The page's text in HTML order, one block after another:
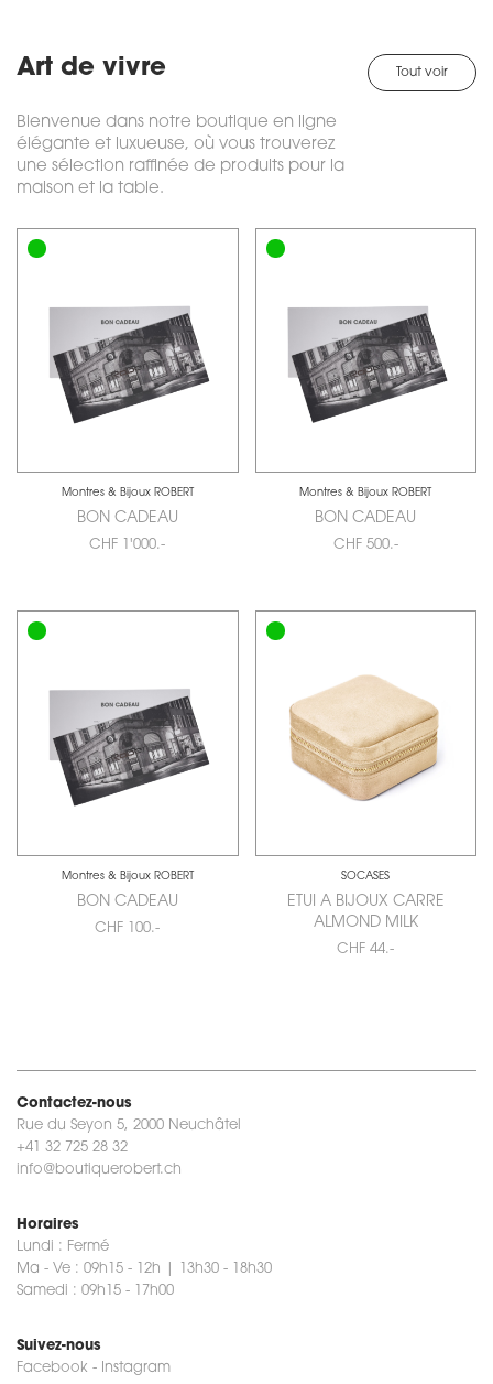
Art de vivre
Bienvenue dans notre boutique en ligne
élégante et luxueuse, où vous trouverez
une sélection raffinée de produits pour la
maison et la table.
Tout voir
Montres & Bijoux ROBERT
BON CADEAU
CHF 1'000.-
Montres & Bijoux ROBERT
BON CADEAU
CHF 500.-
Montres & Bijoux ROBERT
BON CADEAU
CHF 100.-
SOCASES
ETUI A BIJOUX CARRE
ALMOND MILK
CHF 44.-
Contactez-nous
Rue du Seyon 5, 2000 Neuchâtel
+41 32 725 28 32
info@boutiquerobert.ch
Horaires
Lundi : Fermé
Ma - Ve : 09h15 - 12h | 13h30 - 18h30
Samedi : 09h15 - 17h00
Suivez-nous
Facebook - Instagram